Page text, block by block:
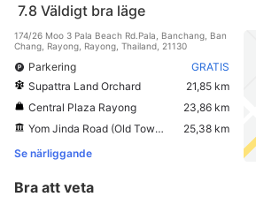
7.8 Väldigt bra läge
174/26 Moo 3 Pala Beach Rd.Pala, Banchang, Ban
Chang, Rayong, Rayong, Thailand, 21130
Parkering
GRATIS
Supattra Land Orchard
21,85 km
Central Plaza Rayong
23,86 km
Yom Jinda Road (Old Town Rayong)
25,38 km
Se närliggande
Bra att veta